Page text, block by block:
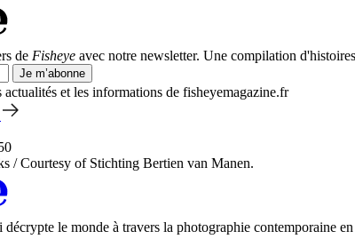
de Fisheye avec notre newsletter. Une compilation
Je m’abonne
actualités et les informations de fisheyemagazine.fr
/ Courtesy of Stichting Bertien van Manen.
décrypte le monde à travers la photographie contemporaine